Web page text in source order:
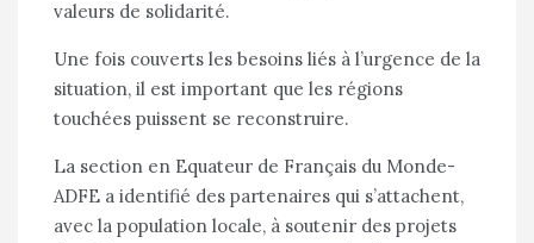
valeurs de solidarité.
Une fois couverts les besoins liés à l’urgence de la
situation, il est important que les régions
touchées puissent se reconstruire.
La section en Equateur de Français du Monde-
ADFE a identifié des partenaires qui s’attachent,
avec la population locale, à soutenir des projets